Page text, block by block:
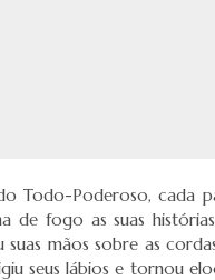
Poderoso, cada
fogo as suas
mãos sobre as
seus lábios e tornou